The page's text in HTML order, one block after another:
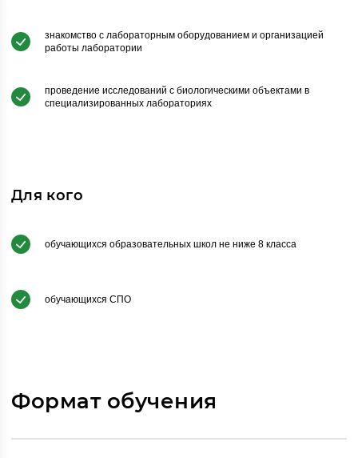
знакомство с лабораторным оборудованием и организацией
работы лаборатории
проведение исследований с биологическими объектами в
специализированных лабораториях
Для кого
обучающихся образовательных школ не ниже 8 класса
обучающихся СПО
Формат обучения